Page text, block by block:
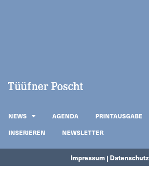
NEWS AGENDA PRINTAUSGABE
INSERIEREN
NEWSLETTER
Impressum | Datenschutz